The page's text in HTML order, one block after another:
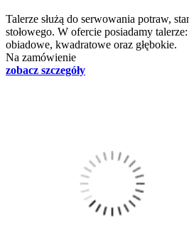
Talerze służą do serwowania potraw,
stołowego. W ofercie posiadamy
obiadowe, kwadratowe oraz głębokie.
Na zamówienie
zobacz szczegóły